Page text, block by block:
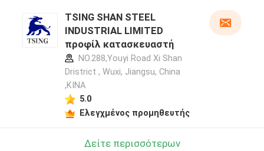
TSING SHAN STEEL
INDUSTRIAL LIMITED
προφίλ κατασκευαστή
NO.288,Youyi Road Xi Shan
Dristrict , Wuxi, Jiangsu, China
,ΚΙΝΑ
5.0
Ελεγχμένος προμηθευτής
Δείτε περισσότερων